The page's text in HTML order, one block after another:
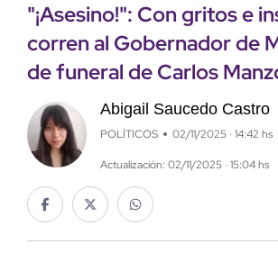
"¡Asesino!": Con gritos e
corren al Gobernador de
de funeral de Carlos
Abigail Saucedo Castro
POLÍTICOS 02/11/2025 · 14:42 hs
Actualización: 02/11/2025 · 15:04 hs